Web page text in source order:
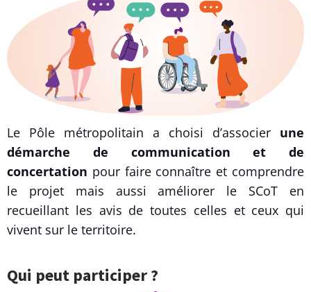
Le Pôle métropolitain a choisi d’associer une
démarche de communication et de
concertation pour faire connaître et comprendre
le projet mais aussi améliorer le SCoT en
recueillant les avis de toutes celles et ceux qui
vivent sur le territoire.
Qui peut participer ?